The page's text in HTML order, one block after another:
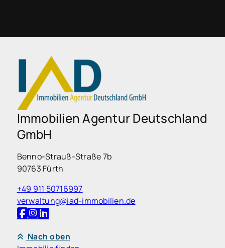
Immobilien Agentur Deutschland
GmbH
Benno-Strauß-Straße 7b
90763 Fürth
+49 911 50716997
verwaltung@iad-immobilien.de
Nach oben